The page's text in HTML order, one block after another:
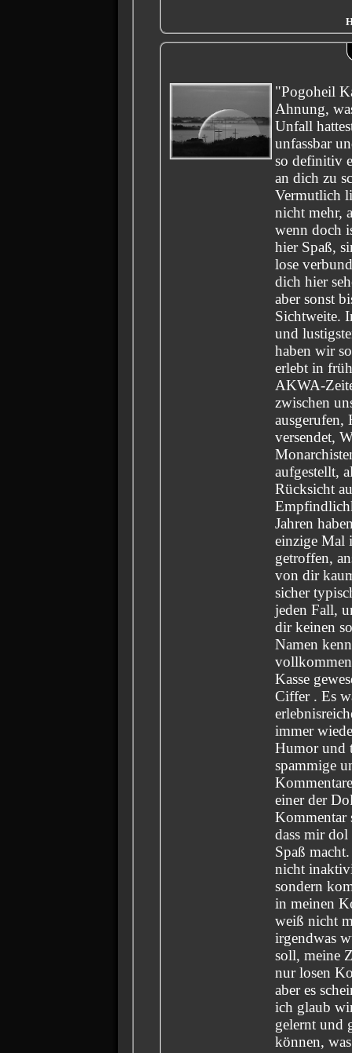
"Pogoheil
Ahnung,
Unfall
unfassbar
so definitiv
an dich zu
Vermutlich
nicht mehr,
wenn doch
hier Spaß,
lose
dich hier
aber sonst
Sichtweite.
und
haben wir
erlebt in
AKWA-
zwischen
ausgerufen,
versendet,
aufgestellt,
Rücksicht
Jahren
einzige Mal
getroffen,
von dir
sicher
jeden Fall,
dir keinen
Namen
Kasse
Ciffer . Es
immer
Humor und
spammige
einer der
Kommentar
dass mir
Spaß
nicht
sondern
in meinen
weiß nicht
irgendwas
soll, meine
nur losen
aber es
ich glaub
gelernt und
können,